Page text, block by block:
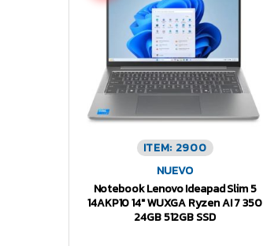
ITEM: 2900
NUEVO
Notebook Lenovo Ideapad Slim 5
14AKP10 14″ WUXGA Ryzen AI 7 350
24GB 512GB SSD